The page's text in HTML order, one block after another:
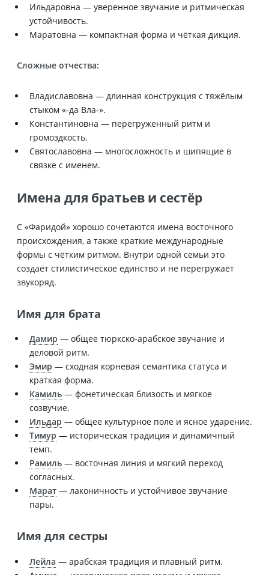
Ильдаровна — уверенное звучание и ритмическая
устойчивость.
Маратовна — компактная форма и чёткая дикция.
Сложные отчества:
Владиславовна — длинная конструкция с тяжёлым
стыком «‑да Вла‑».
Константиновна — перегруженный ритм и
громоздкость.
Святославовна — многосложность и шипящие в
связке с именем.
Имена для братьев и сестёр
С «Фаридой» хорошо сочетаются имена восточного
происхождения, а также краткие международные
формы с чётким ритмом. Внутри одной семьи это
создаёт стилистическое единство и не перегружает
звукоряд.
Имя для брата
Дамир — общее тюркско‑арабское звучание и
деловой ритм.
Эмир — сходная корневая семантика статуса и
краткая форма.
Камиль — фонетическая близость и мягкое
созвучие.
Ильдар — общее культурное поле и ясное ударение.
Тимур — историческая традиция и динамичный
темп.
Рамиль — восточная линия и мягкий переход
согласных.
Марат — лаконичность и устойчивое звучание
пары.
Имя для сестры
Лейла — арабская традиция и плавный ритм.